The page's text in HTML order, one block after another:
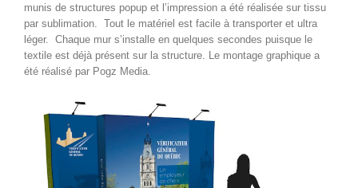
munis de structures popup et l’impression a été réalisée sur tissu
par sublimation. Tout le matériel est facile à transporter et ultra
léger. Chaque mur s’installe en quelques secondes puisque le
textile est déjà présent sur la structure. Le montage graphique a
été réalisé par Pogz Media.